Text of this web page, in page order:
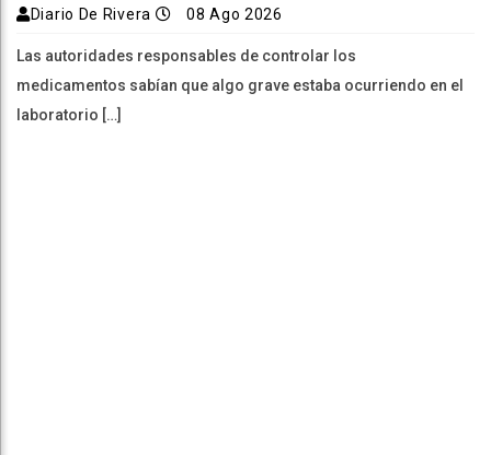
Diario De Rivera 08 Ago 2026
Las autoridades responsables de controlar los
medicamentos sabían que algo grave estaba ocurriendo en el
laboratorio […]